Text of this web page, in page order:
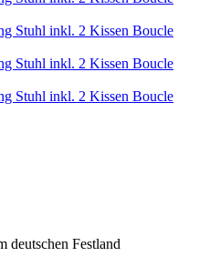
deutschen Festland